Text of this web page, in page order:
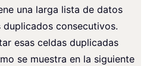
una larga lista de datos
consecutivos.
esas celdas duplicadas
se muestra en la siguiente